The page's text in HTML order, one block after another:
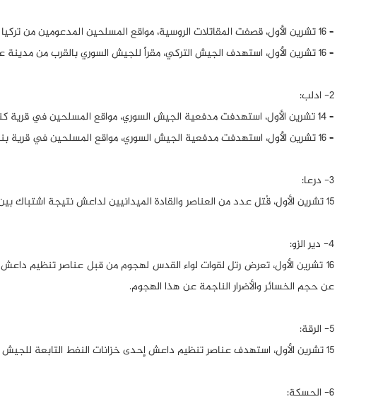
– 16 تشرين الأول، قصفت المقاتلات الروسية، مواقع المسلحين المدعومين من تركيا بالقرب من مدينة اعزاز.
– 16 تشرين الأول، استهدف الجيش التركي، مقراً للجيش السوري بالقرب من مدينة عين العرب، بقصف مدفعي.
2- ادلب:
– 14 تشرين الأول، استهدفت مدفعية الجيش السوري، مواقع المسلحين في قرية كنصفرة جنوب محافظة ادلب.
– 16 تشرين الأول، استهدفت مدفعية الجيش السوري، مواقع المسلحين في قرية بنين جنوب ادلب.
3- درعا:
15 تشرين الأول، قُتل عدد من العناصر والقادة الميدانيين لداعش نتيجة اشتباك بين جماعة مسلحة محلية وإرهابيي تنظيم داعش في مدينة جاسم.
4- دير الزو:
16 تشرين الأول، تعرض رتل لقوات لواء القدس لهجوم من قبل عناصر تنظيم
عن حجم الخسائر والأضرار الناجمة عن هذا الهجوم.
5- الرقة:
15 تشرين الأول، استهدف عناصر تنظيم داعش إحدى خزانات النفط التابعة للجيش السوري في محيط مطار الطبقة.
6- الحسكة: